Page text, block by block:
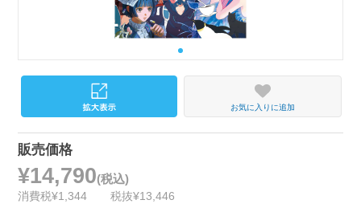
お気に入りに追加
販売価格
¥14,790(税込)
消費税¥1,344 税抜¥13,446